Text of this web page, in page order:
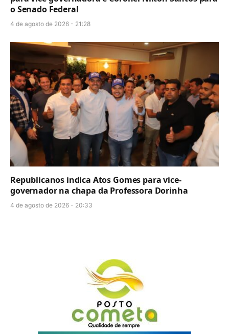
o Senado Federal
4 de agosto de 2026 - 21:28
Republicanos indica Atos Gomes para vice-
governador na chapa da Professora Dorinha
4 de agosto de 2026 - 20:33